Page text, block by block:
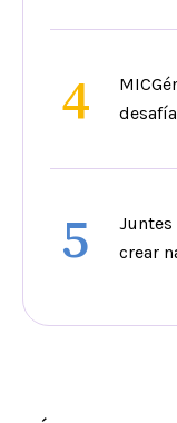
4
5
Juntes
crear